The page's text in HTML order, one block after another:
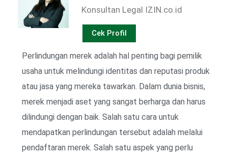
Konsultan Legal IZIN.co.id
Cek Profil
Perlindungan merek adalah hal penting bagi pemilik
usaha untuk melindungi identitas dan reputasi produk
atau jasa yang mereka tawarkan. Dalam dunia bisnis,
merek menjadi aset yang sangat berharga dan harus
dilindungi dengan baik. Salah satu cara untuk
mendapatkan perlindungan tersebut adalah melalui
pendaftaran merek. Salah satu aspek yang perlu